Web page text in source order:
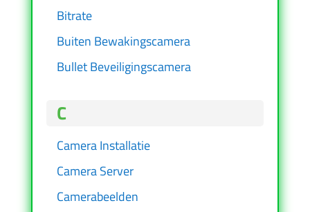
Bitrate
Buiten Bewakingscamera
Bullet Beveiligingscamera
C
Camera Installatie
Camera Server
Camerabeelden